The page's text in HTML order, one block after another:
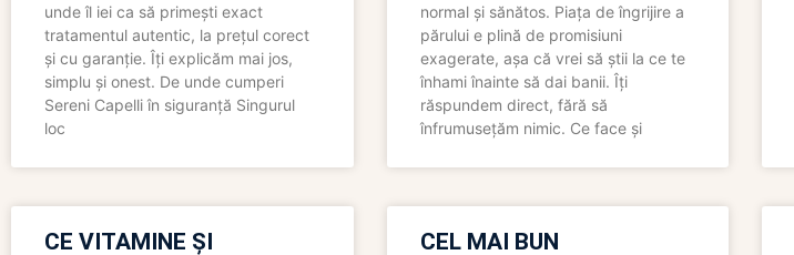
unde îl iei ca să primești exact
tratamentul autentic, la prețul corect
și cu garanție. Îți explicăm mai jos,
simplu și onest. De unde cumperi
Sereni Capelli în siguranță Singurul
loc
normal și sănătos. Piața de îngrijire a
părului e plină de promisiuni
exagerate, așa că vrei să știi la ce te
înhami înainte să dai banii. Îți
răspundem direct, fără să
înfrumusețăm nimic. Ce face și
CE VITAMINE ȘI
CEL MAI BUN